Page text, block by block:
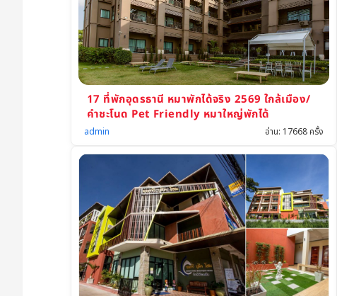
17 ที่พักอุดรธานี หมาพักได้จริง 2569 ใกล้เมือง/
คำชะโนด Pet Friendly หมาใหญ่พักได้
อ่าน: 17668 ครั้ง
admin